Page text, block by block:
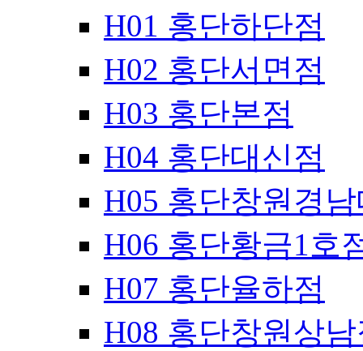
H01 홍단하단점
H02 홍단서면점
H03 홍단본점
H04 홍단대신점
H05 홍단창원경
H06 홍단황금1호
H07 홍단율하점
H08 홍단창원상